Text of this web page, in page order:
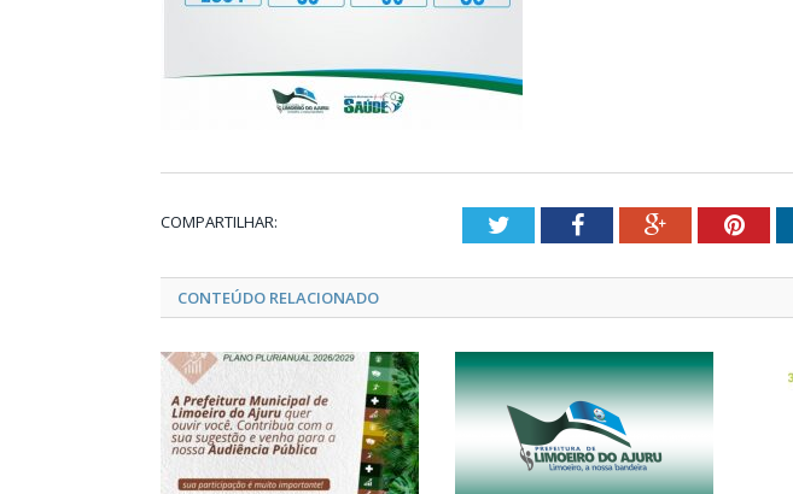
COMPARTILHAR: TwitterFacebookGoogle+
CONTEÚDO RELACIONADO